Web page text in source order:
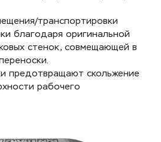
транспортировки
благодаря оригинальной
стенок, совмещающей в
предотвращают скольжение
рабочего